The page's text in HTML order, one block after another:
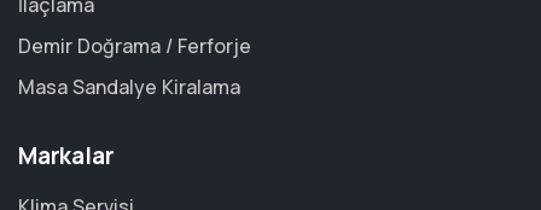
Demir Doğrama / Ferforje
Masa Sandalye Kiralama
Markalar